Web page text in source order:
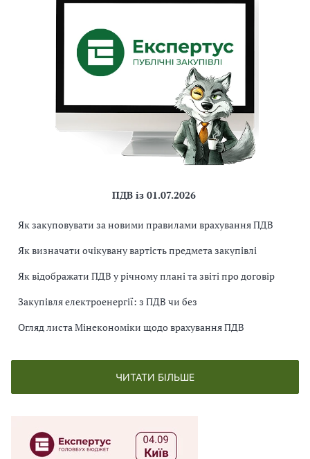
ПДВ із 01.07.2026
Як закуповувати за новими правилами врахування ПДВ
Як визначати очікувану вартість предмета закупівлі
Як відображати ПДВ у річному плані та звіті про договір
Закупівля електроенергії: з ПДВ чи без
Огляд листа Мінекономіки щодо врахування ПДВ
ЧИТАТИ БІЛЬШЕ